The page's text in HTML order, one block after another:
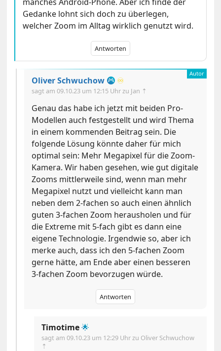
Gedanke lohnt sich doch zu überlegen,
welcher Zoom im Alltag wirklich genutzt wird.
Antworten
Oliver Schwuchow ♾️
sagt am09.10.23 um 12:15 Uhr zu Jan ⇡
Genau das habe ich jetzt mit beiden Pro-
Modellen auch festgestellt und wird Thema
in einem kommenden Beitrag sein. Die
folgende Lösung könnte daher für mich
optimal sein: Mehr Megapixel für die Zoom-
Kamera. Wir haben gesehen, wie gut digitale
Zooms mittlerweile sind, wenn man mehr
Megapixel nutzt und vielleicht kann man
neben dem 2-fachen so auch einen ähnlich
guten 3-fachen Zoom herausholen und für
die Extreme mit 5-fach gibt es dann eine
eigene Technologie. Irgendwie so, aber ich
merke auch, dass ich den 5-fachen Zoom
gerne hätte, am Ende aber einen besseren
3-fachen Zoom bevorzugen würde.
Antworten
Timotime🌟
sagt am09.10.23 um 12:29 Uhr zu Oliver Schwuchow
⇡